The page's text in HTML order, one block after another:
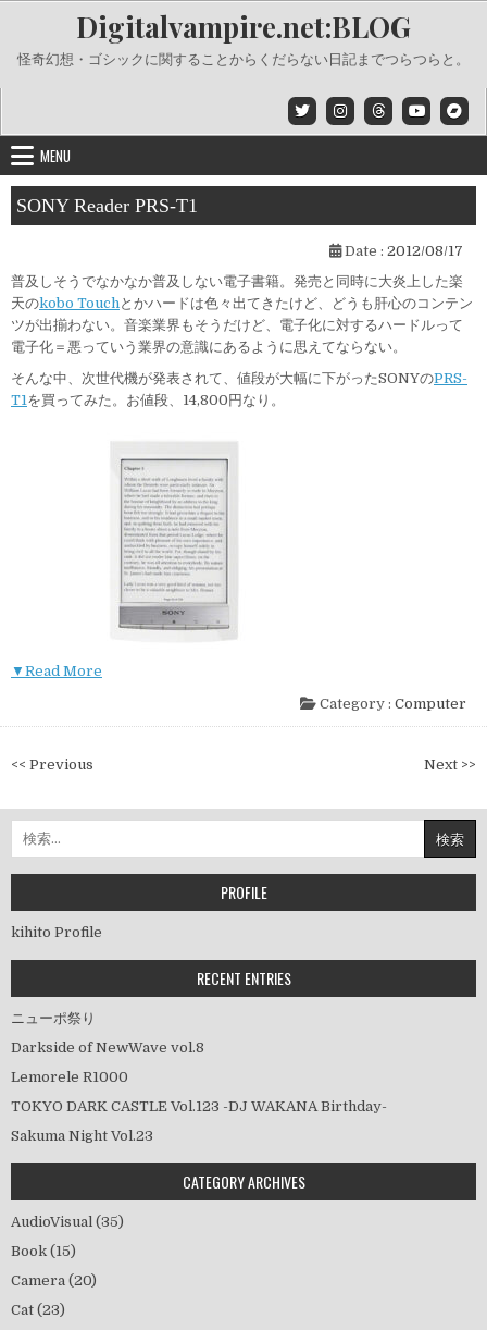
content
Digitalvampire.net:BLOG
怪奇幻想・ゴシックに関することからくだらない日記までつらつらと。
MENU
SONY Reader PRS-T1
Date : 2012/08/17
普及しそうでなかなか普及しない電子書籍。発売と同時に大炎上した楽
天のkobo Touchとかハードは色々出てきたけど、どうも肝心のコンテン
ツが出揃わない。音楽業界もそうだけど、電子化に対するハードルって
電子化＝悪っていう業界の意識にあるように思えてならない。
そんな中、次世代機が発表されて、値段が大幅に下がったSONYのPRS-
T1を買ってみた。お値段、14,800円なり。
▼Read More
Category : Computer
投
ナ
ビ
ゲ
シ
ョ
<< Previous Next >>
索:
PROFILE
kihito Profile
RECENT ENTRIES
ニューポ祭り
Darkside of NewWave vol.8
Lemorele R1000
TOKYO DARK CASTLE Vol.123 -DJ WAKANA Birthday-
Sakuma Night Vol.23
CATEGORY ARCHIVES
AudioVisual (35)
Book (15)
Camera (20)
Cat (23)